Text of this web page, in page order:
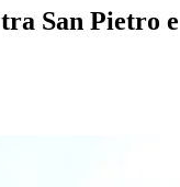
San Pietro e